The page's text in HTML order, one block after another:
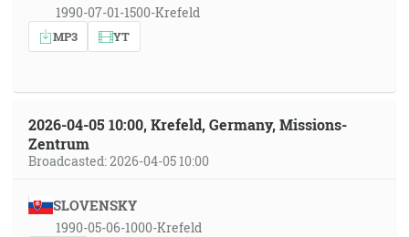
1990-07-01-1500-Krefeld
MP3 YT
2026-04-05 10:00, Krefeld, Germany, Missions-
Zentrum
Broadcasted: 2026-04-05 10:00
SLOVENSKY
1990-05-06-1000-Krefeld